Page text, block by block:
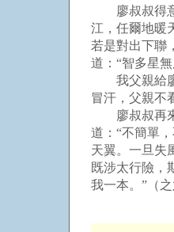
廖叔叔得意
江，任爾地暖
若是對出下聯
道：“智多星
我父親給廖
冒汗，父親不
廖叔叔再來
道：“不簡單
天翼。一旦失
既涉太行險，
我一本。”（之